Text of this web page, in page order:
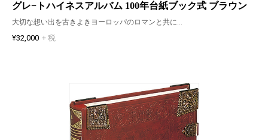
グレ−トハイネスアルバム 100年台紙ブック式 ブラウン
大切な想い出を古きよきヨーロッパのロマンと共に…
¥32,000 + 税